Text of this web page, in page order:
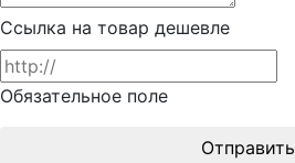
Ссылка на товар дешевле
Обязательное поле
Отправить